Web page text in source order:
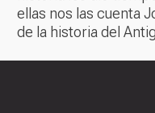
ellas nos las cuenta
de la historia del